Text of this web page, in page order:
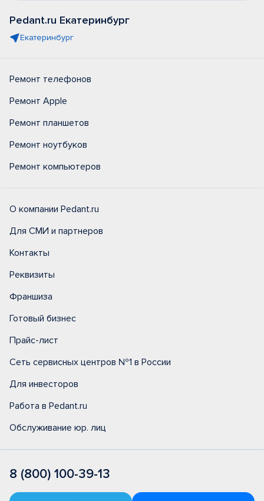
Pedant.ru Екатеринбург
Екатеринбург
Ремонт телефонов
Ремонт Apple
Ремонт планшетов
Ремонт ноутбуков
Ремонт компьютеров
О компании Pedant.ru
Для СМИ и партнеров
Контакты
Реквизиты
Франшиза
Готовый бизнес
Прайс-лист
Сеть сервисных центров №1 в России
Для инвесторов
Работа в Pedant.ru
Обслуживание юр. лиц
8 (800) 100-39-13